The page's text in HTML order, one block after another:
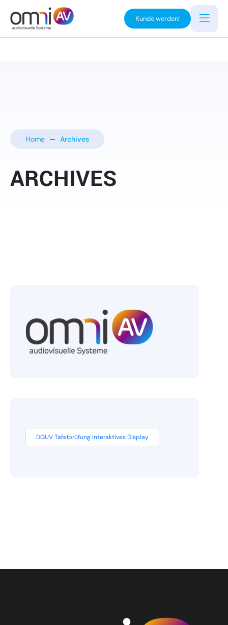
Kunde werden!
Home Archives
ARCHIVES
DGUV Tafelprüfung Interaktives Display